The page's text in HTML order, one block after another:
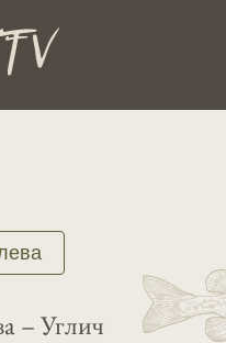
– Углич